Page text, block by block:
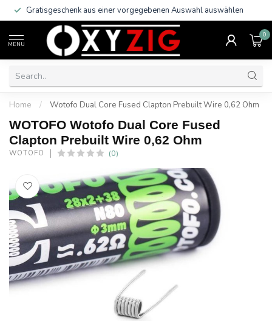
Gratisgeschenk aus einer vorgegebenen Auswahl auswählen
MENU
0
Home / Wotofo Dual Core Fused Clapton Prebuilt Wire 0,62 Ohm
WOTOFO Wotofo Dual Core Fused
Clapton Prebuilt Wire 0,62 Ohm
WOTOFO (0)